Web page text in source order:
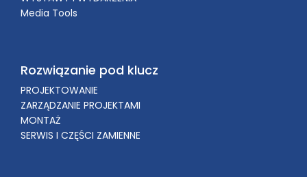
Media Tools
Rozwiązanie pod klucz
PROJEKTOWANIE
ZARZĄDZANIE PROJEKTAMI
MONTAŻ
SERWIS I CZĘŚCI ZAMIENNE